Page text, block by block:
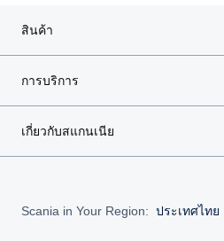
สินค้า
การบริการ
เกี่ยวกับสแกนเนีย
Scania in Your Region: ประเทศไทย